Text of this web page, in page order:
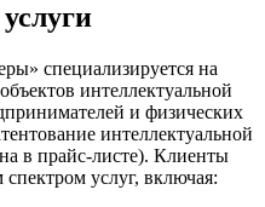
специализируется на
интеллектуальной
и физических
интеллектуальной
в прайс-листе). Клиенты
услуг, включая: